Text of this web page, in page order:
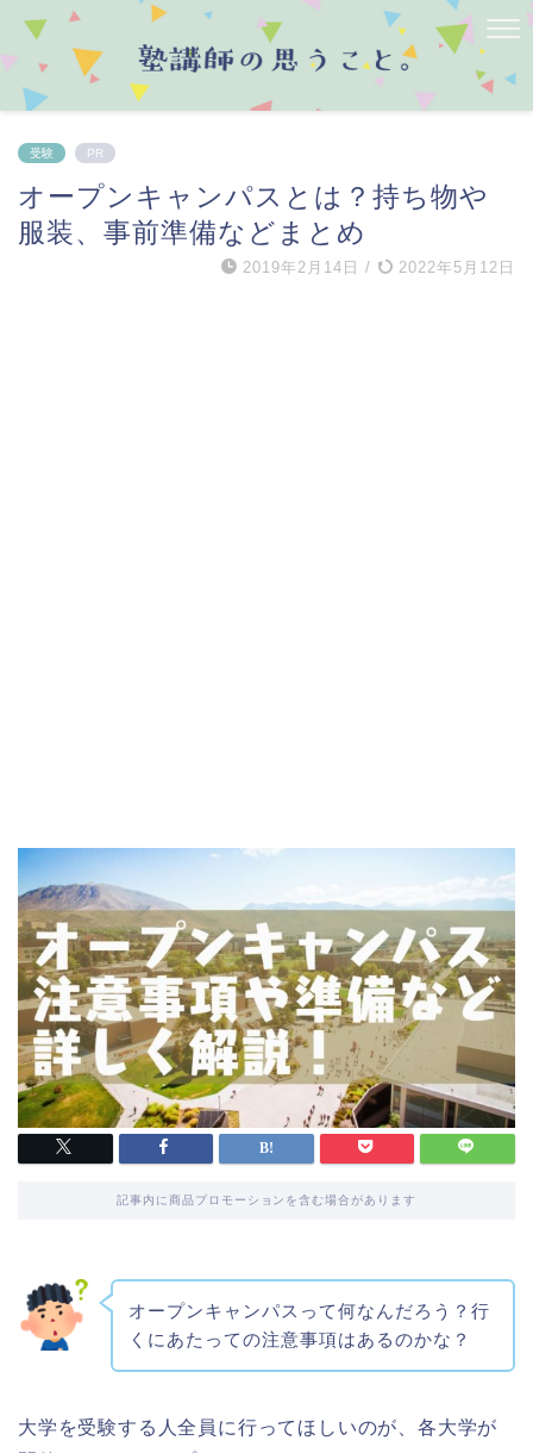
受験 PR
オープンキャンパスとは？持ち物や
服装、事前準備などまとめ
2019年2月14日 / 2022年5月12日
記事内に商品プロモーションを含む場合があります
オープンキャンパスって何なんだろう？行
くにあたっての注意事項はあるのかな？
大学を受験する人全員に行ってほしいのが、各大学が